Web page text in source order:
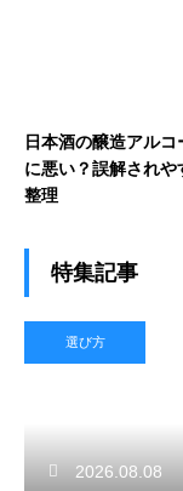
日本酒の醸造アルコ
に悪い？誤解されや
整理
特集記事
選び方
2026.08.08